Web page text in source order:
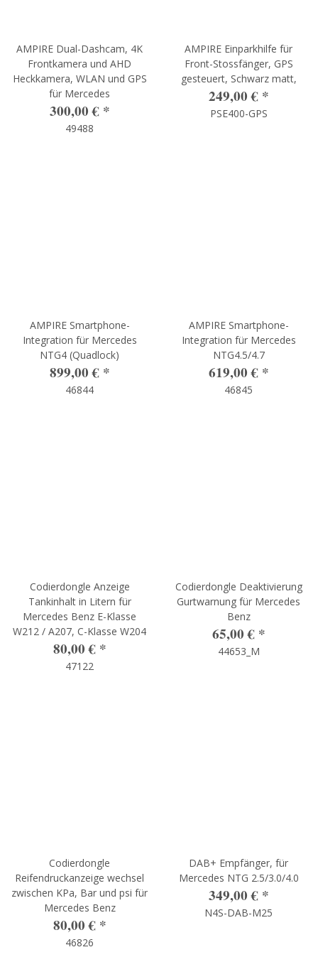
AMPIRE Dual-Dashcam, 4K
Frontkamera und AHD
Heckkamera, WLAN und GPS
für Mercedes
300,00 € *
49488
AMPIRE Einparkhilfe für
Front-Stossfänger, GPS
gesteuert, Schwarz matt,
249,00 € *
PSE400-GPS
AMPIRE Smartphone-
Integration für Mercedes
NTG4 (Quadlock)
899,00 € *
46844
AMPIRE Smartphone-
Integration für Mercedes
NTG4.5/4.7
619,00 € *
46845
Codierdongle Anzeige
Tankinhalt in Litern für
Mercedes Benz E-Klasse
W212 / A207, C-Klasse W204
80,00 € *
47122
Codierdongle Deaktivierung
Gurtwarnung für Mercedes
Benz
65,00 € *
44653_M
Codierdongle
Reifendruckanzeige wechsel
zwischen KPa, Bar und psi für
Mercedes Benz
80,00 € *
46826
DAB+ Empfänger, für
Mercedes NTG 2.5/3.0/4.0
349,00 € *
N4S-DAB-M25